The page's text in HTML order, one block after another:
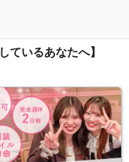
ているあなたへ】